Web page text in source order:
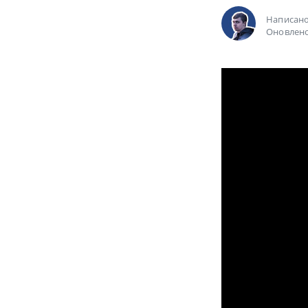
Написано